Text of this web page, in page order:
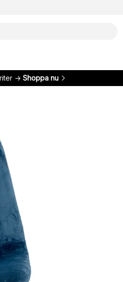
→ Shoppa nu